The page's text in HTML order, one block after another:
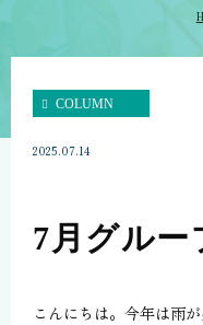
COLUMN
2025.07.14
7月グルー
こんにちは。今年は雨